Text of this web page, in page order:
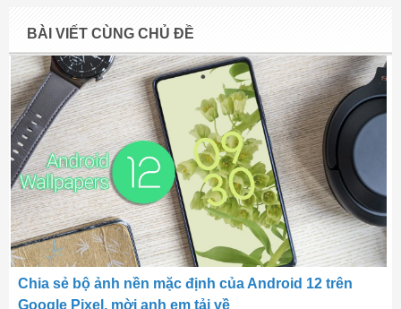
BÀI VIẾT CÙNG CHỦ ĐỀ
Chia sẻ bộ ảnh nền mặc định của Android 12 trên
Google Pixel, mời anh em tải về